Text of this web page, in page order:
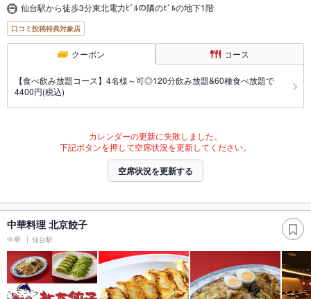
仙台駅から徒歩3分東北電力ﾋﾞﾙの隣のﾋﾞﾙの地下1階
口コミ投稿特典対象店
クーポン コース
【食べ飲み放題コース】4名様～可◎120分飲み放題&60種食べ放題で
4400円(税込)
カレンダーの更新に失敗しました。
下記ボタンを押して空席状況を更新してください。
空席状況を更新する
中華料理 北京餃子
中華 仙台駅